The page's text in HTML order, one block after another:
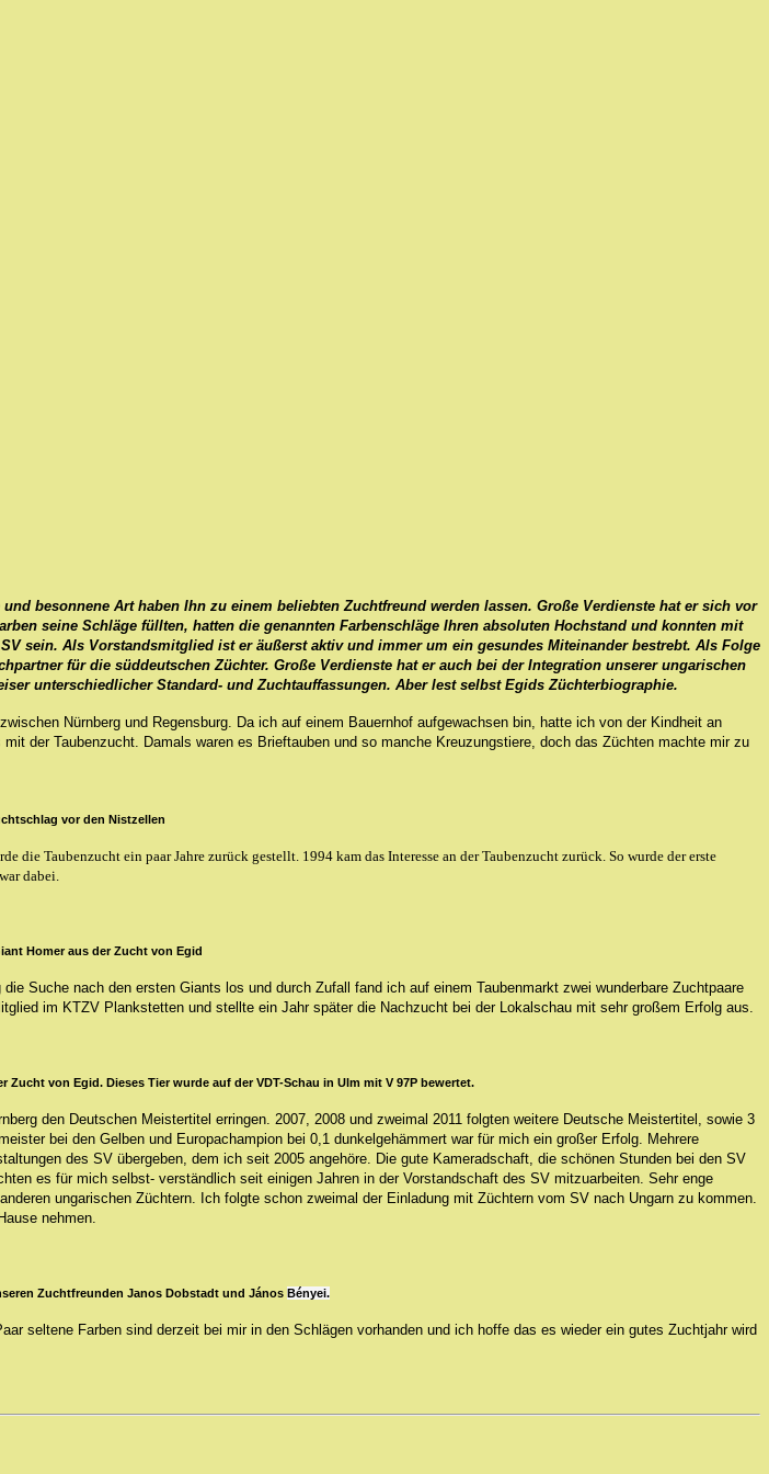
besonnene Art haben Ihn zu einem beliebten Zuchtfreund werden lassen. Große Verdienste hat er sich vor
seine Schläge füllten, hatten die genannten Farbenschläge Ihren absoluten Hochstand und konnten mit
sein. Als Vorstandsmitglied ist er äußerst aktiv und immer um ein gesundes Miteinander bestrebt. Als Folge
für die süddeutschen Züchter. Große Verdienste hat er auch bei der Integration unserer ungarischen
unterschiedlicher Standard- und Zuchtauffassungen. Aber lest selbst Egids Züchterbiographie.
Nürnberg und Regensburg. Da ich auf einem Bauernhof aufgewachsen bin, hatte ich von der Kindheit an
der Taubenzucht. Damals waren es Brieftauben und so manche Kreuzungstiere, doch das Züchten machte mir zu
vor den Nistzellen
Taubenzucht ein paar Jahre zurück gestellt. 1994 kam das Interesse an der Taubenzucht zurück. So wurde der erste
dabei.
Homer aus der Zucht von Egid
Suche nach den ersten Giants los und durch Zufall fand ich auf einem Taubenmarkt zwei wunderbare Zuchtpaare
im KTZV Plankstetten und stellte ein Jahr später die Nachzucht bei der Lokalschau mit sehr großem Erfolg aus.
von Egid. Dieses Tier wurde auf der VDT-Schau in Ulm mit V 97P bewertet.
den Deutschen Meistertitel erringen. 2007, 2008 und zweimal 2011 folgten weitere Deutsche Meistertitel, sowie 3
bei den Gelben und Europachampion bei 0,1 dunkelgehämmert war für mich ein großer Erfolg. Mehrere
des SV übergeben, dem ich seit 2005 angehöre. Die gute Kameradschaft, die schönen Stunden bei den SV
es für mich selbst- verständlich seit einigen Jahren in der Vorstandschaft des SV mitzuarbeiten. Sehr enge
ungarischen Züchtern. Ich folgte schon zweimal der Einladung mit Züchtern vom SV nach Ungarn zu kommen.
nehmen.
Zuchtfreunden Janos Dobstadt und János Bényei.
seltene Farben sind derzeit bei mir in den Schlägen vorhanden und ich hoffe das es wieder ein gutes Zuchtjahr wird